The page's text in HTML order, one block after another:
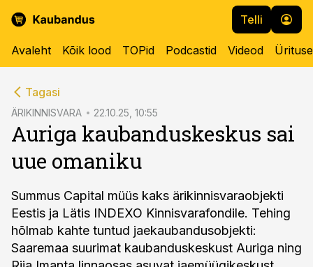
Telli
Avaleht Kõik lood TOPid Podcastid Videod
Tagasi
ÄRIKINNISVARA 22.10.25, 10:55
Auriga kaubanduskeskus sai
uue omaniku
Summus Capital müüs kaks ärikinnisvaraobjekti
Eestis ja Lätis INDEXO Kinnisvarafondile. Tehing
hõlmab kahte tuntud jaekaubandusobjekti:
Saaremaa suurimat kaubanduskeskust Auriga ning